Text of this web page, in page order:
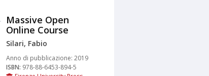
Massive Open
Online Course
Silari, Fabio
Anno di pubblicazione: 2019
ISBN: 978-88-6453-894-5